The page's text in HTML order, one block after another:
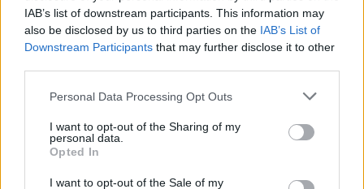
IAB’s list of downstream participants. This information may
also be disclosed by us to third parties on the IAB’s List of
Downstream Participants that may further disclose it to other
Please note that this website/app uses one or more Google
not limited to your visit or usage behaviour. You may click to
grant or deny consent to Google and its third-party tags to
use your data for below specified purposes in below Google
consent section.
Personal Data Processing Opt Outs
I want to opt-out of the Sharing of my
personal data.
Opted In
I want to opt-out of the Sale of my
Κυψέλη: «Αφιέρωσε τη ζωή της σε όσους είχαν
ανάγκη», για πρώτη φορά μιλά η οικογένεια της
Βρετανίδας